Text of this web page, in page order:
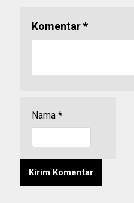
Komentar*
Nama *